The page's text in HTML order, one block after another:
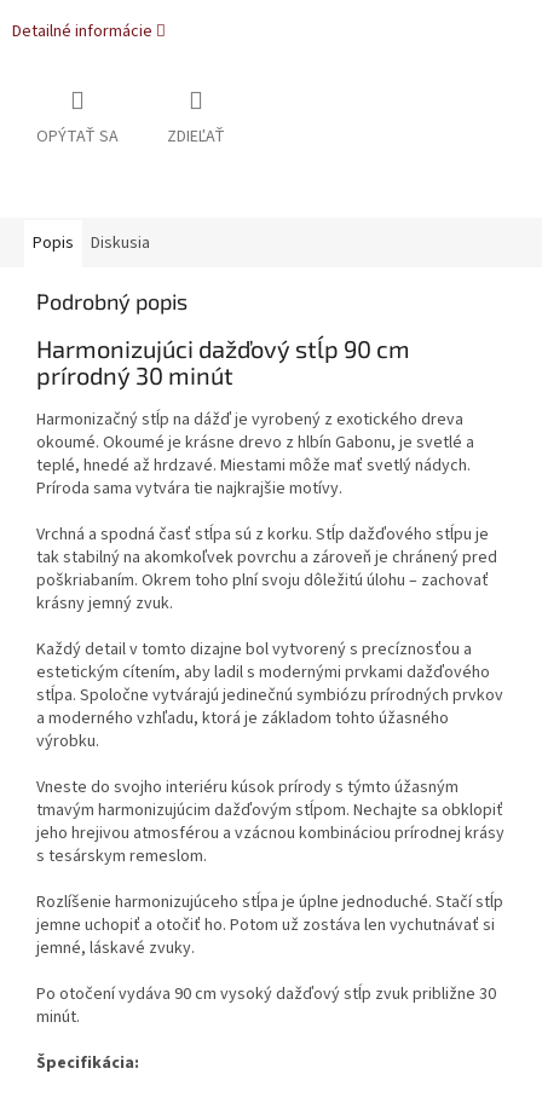
Detailné informácie
OPÝTAŤ SA ZDIEĽAŤ
Popis Diskusia
Podrobný popis
Harmonizujúci dažďový stĺp 90 cm
prírodný 30 minút
Harmonizačný stĺp na dážď je vyrobený z exotického dreva
okoumé. Okoumé je krásne drevo z hlbín Gabonu, je svetlé a
teplé, hnedé až hrdzavé. Miestami môže mať svetlý nádych.
Príroda sama vytvára tie najkrajšie motívy.
Vrchná a spodná časť stĺpa sú z korku. Stĺp dažďového stĺpu je
tak stabilný na akomkoľvek povrchu a zároveň je chránený pred
poškriabaním. Okrem toho plní svoju dôležitú úlohu – zachovať
krásny jemný zvuk.
Každý detail v tomto dizajne bol vytvorený s precíznosťou a
estetickým cítením, aby ladil s modernými prvkami dažďového
stĺpa. Spoločne vytvárajú jedinečnú symbiózu prírodných prvkov
a moderného vzhľadu, ktorá je základom tohto úžasného
výrobku.
Vneste do svojho interiéru kúsok prírody s týmto úžasným
tmavým harmonizujúcim dažďovým stĺpom. Nechajte sa obklopiť
jeho hrejivou atmosférou a vzácnou kombináciou prírodnej krásy
s tesárskym remeslom.
Rozlíšenie harmonizujúceho stĺpa je úplne jednoduché. Stačí stĺp
jemne uchopiť a otočiť ho. Potom už zostáva len vychutnávať si
jemné, láskavé zvuky.
Po otočení vydáva 90 cm vysoký dažďový stĺp zvuk približne 30
minút.
Špecifikácia: